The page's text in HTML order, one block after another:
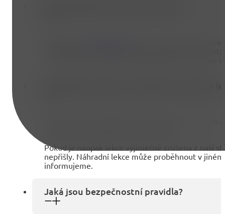
Pokud je naopak lekce výjimečně zrušena z naší
nepřišly. Náhradní lekce může proběhnout v
informujeme.
Jaká jsou bezpečnostní pravidla?